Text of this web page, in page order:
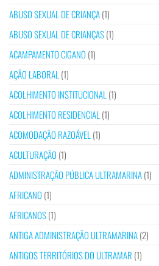
ABUSO SEXUAL DE CRIANÇA(1)
ABUSO SEXUAL DE CRIANÇAS(1)
ACAMPAMENTO CIGANO (1)
AÇÃO LABORAL (1)
ACOLHIMENTO INSTITUCIONAL (1)
ACOLHIMENTO RESIDENCIAL (1)
ACOMODAÇÃO RAZOÁVEL (1)
ACULTURAÇÃO (1)
ADMINISTRAÇÃO PÚBLICA ULTRAMARINA(1)
AFRICANO (1)
AFRICANOS(1)
ANTIGA ADMINISTRAÇÃO ULTRAMARINA(2)
ANTIGOS TERRITÓRIOS DO ULTRAMAR (1)